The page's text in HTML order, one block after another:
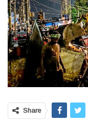
Share